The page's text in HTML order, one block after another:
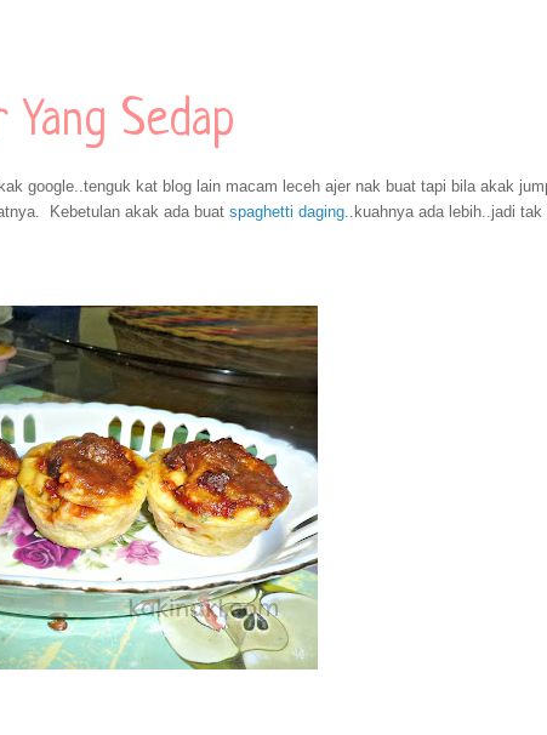
Sedap
google..tenguk kat blog lain macam leceh ajer nak buat tapi bila akak
Kebetulan akak ada buat spaghetti daging..kuahnya ada lebih..jadi tak